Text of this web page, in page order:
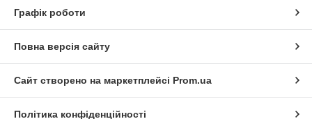
Графік роботи
Повна версія сайту
Сайт створено на маркетплейсі Prom.ua
Політика конфіденційності